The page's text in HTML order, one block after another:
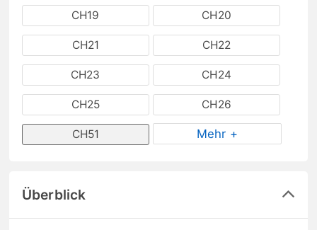
CH19 CH20
CH21 CH22
CH23 CH24
CH25 CH26
CH51 Mehr +
Überblick